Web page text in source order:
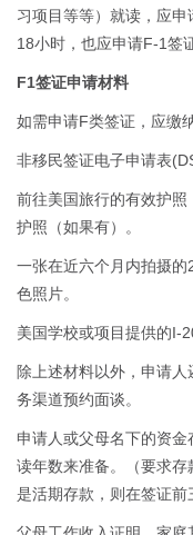
习项目等等）就读，应
18小时，也应申请F-1签
F1签证申请材料
如需申请F类签证，应缴
非移民签证电子申请表
前往美国旅行的有效护
护照（如果有）。
一张在近六个月内拍摄
色照片。
美国学校或项目提供的I-
除上述材料以外，申请
务渠道预约面谈。
申请人或父母名下的资
读年数来准备。（要求
是活期存款，则在签证前